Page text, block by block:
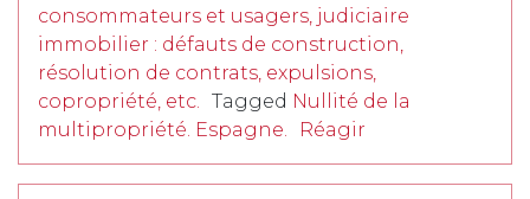
consommateurs et usagers, judiciaire
immobilier : défauts de construction,
résolution de contrats, expulsions,
copropriété, etc. Tagged Nullité de la
multipropriété. Espagne.
Réagir